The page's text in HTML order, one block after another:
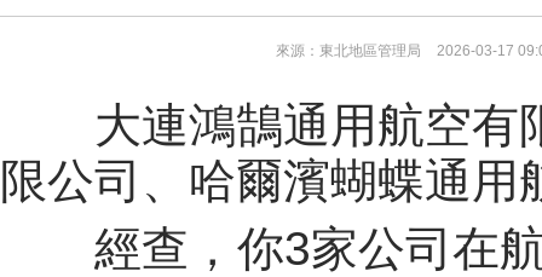
來源：東北地區管理局 2026-03-17
大連鴻鵠通用航空有
限公司 、 哈爾濱蝴蝶通用
經查，你3家公司在